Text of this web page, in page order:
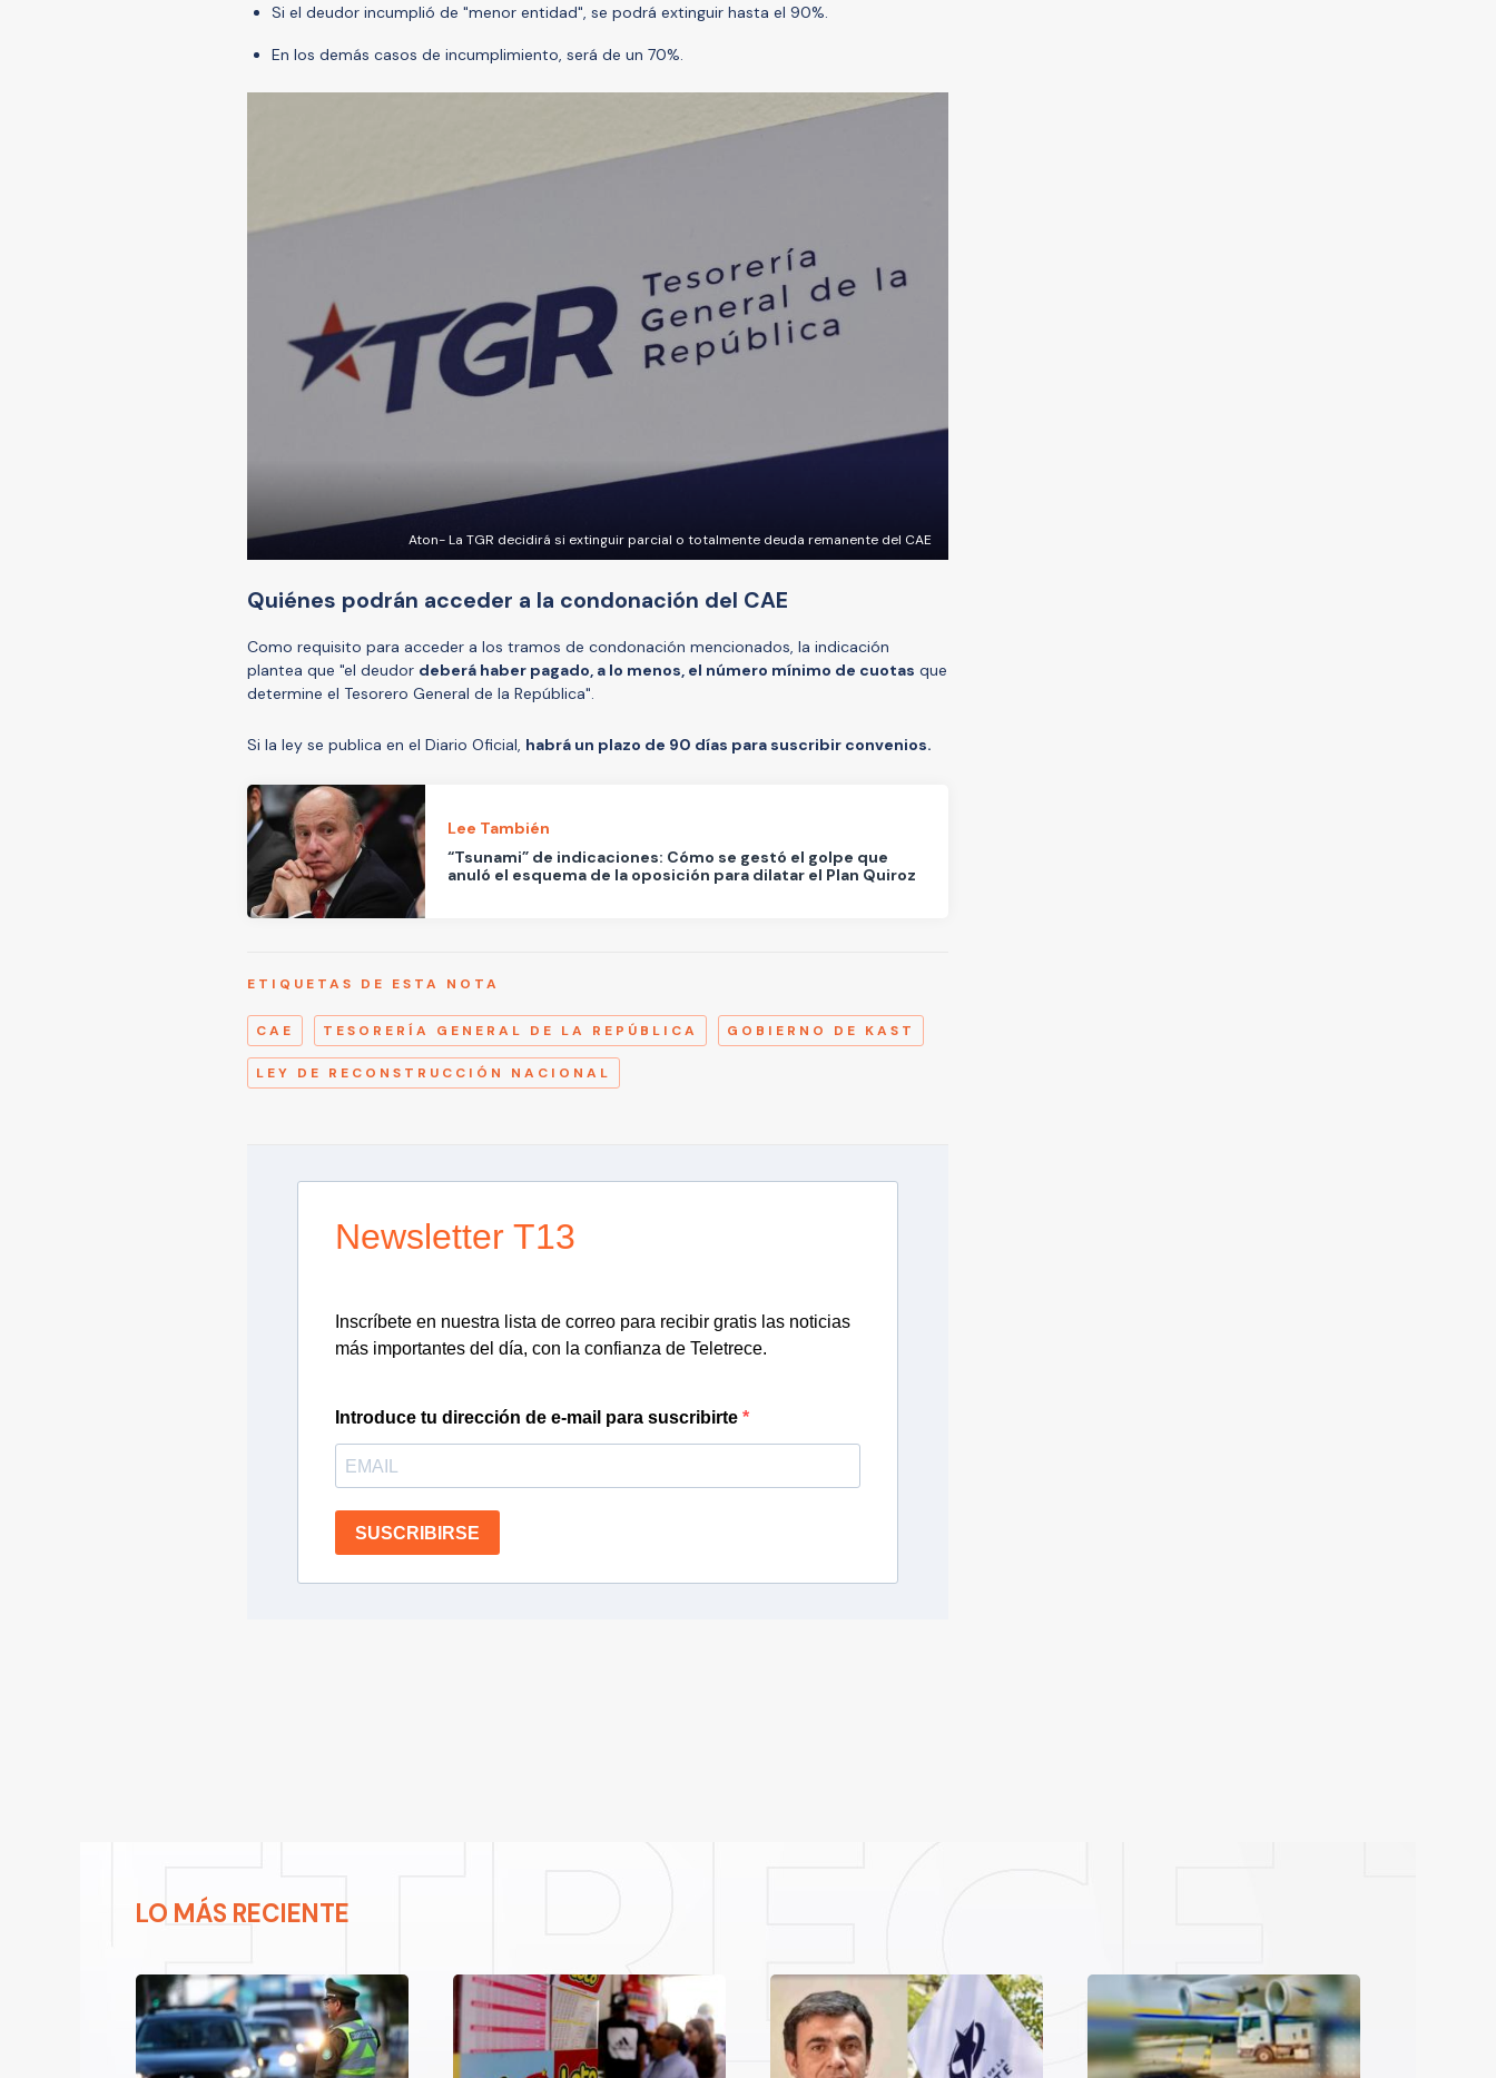
Si el deudor incumplió de "menor entidad", se podrá extinguir hasta el 90%.
En los demás casos de incumplimiento, será de un 70%.
Aton- La TGR decidirá si extinguir parcial o totalmente deuda remanente del CAE
Quiénes podrán acceder a la condonación del CAE
Como requisito para acceder a los tramos de condonación mencionados, la indicación
plantea que "el deudor deberá haber pagado, a lo menos, el número mínimo de cuotas que
determine el Tesorero General de la República".
Si la ley se publica en el Diario Oficial, habrá un plazo de 90 días para suscribir convenios.
Lee También
“Tsunami” de indicaciones: Cómo se gestó el golpe que
anuló el esquema de la oposición para dilatar el Plan Quiroz
ETIQUETAS DE ESTA NOTA
CAE TESORERÍA GENERAL DE LA REPÚBLICA GOBIERNO DE KAST
LEY DE RECONSTRUCCIÓN NACIONAL
Newsletter T13
Inscríbete en nuestra lista de correo para recibir gratis las noticias
más importantes del día, con la confianza de Teletrece.
Introduce tu dirección de e-mail para suscribirte
SUSCRIBIRSE
LO MÁS RECIENTE